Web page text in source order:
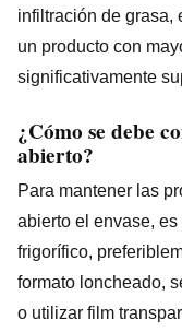
infiltración de grasa,
un producto con
significativamente
¿Cómo se debe
abierto?
Para mantener las
abierto el envase,
frigorífico,
formato loncheado,
o utilizar film